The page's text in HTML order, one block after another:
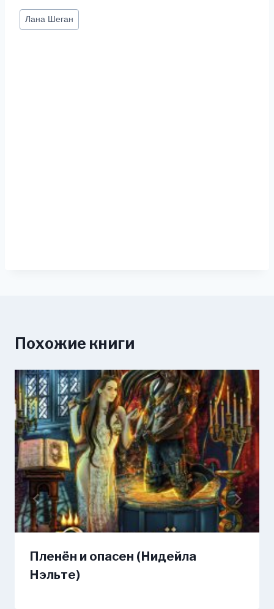
Метки
записи:
Лана Шеган
Похожие книги
Пленён и опасен (Нидейла
Нэльте)